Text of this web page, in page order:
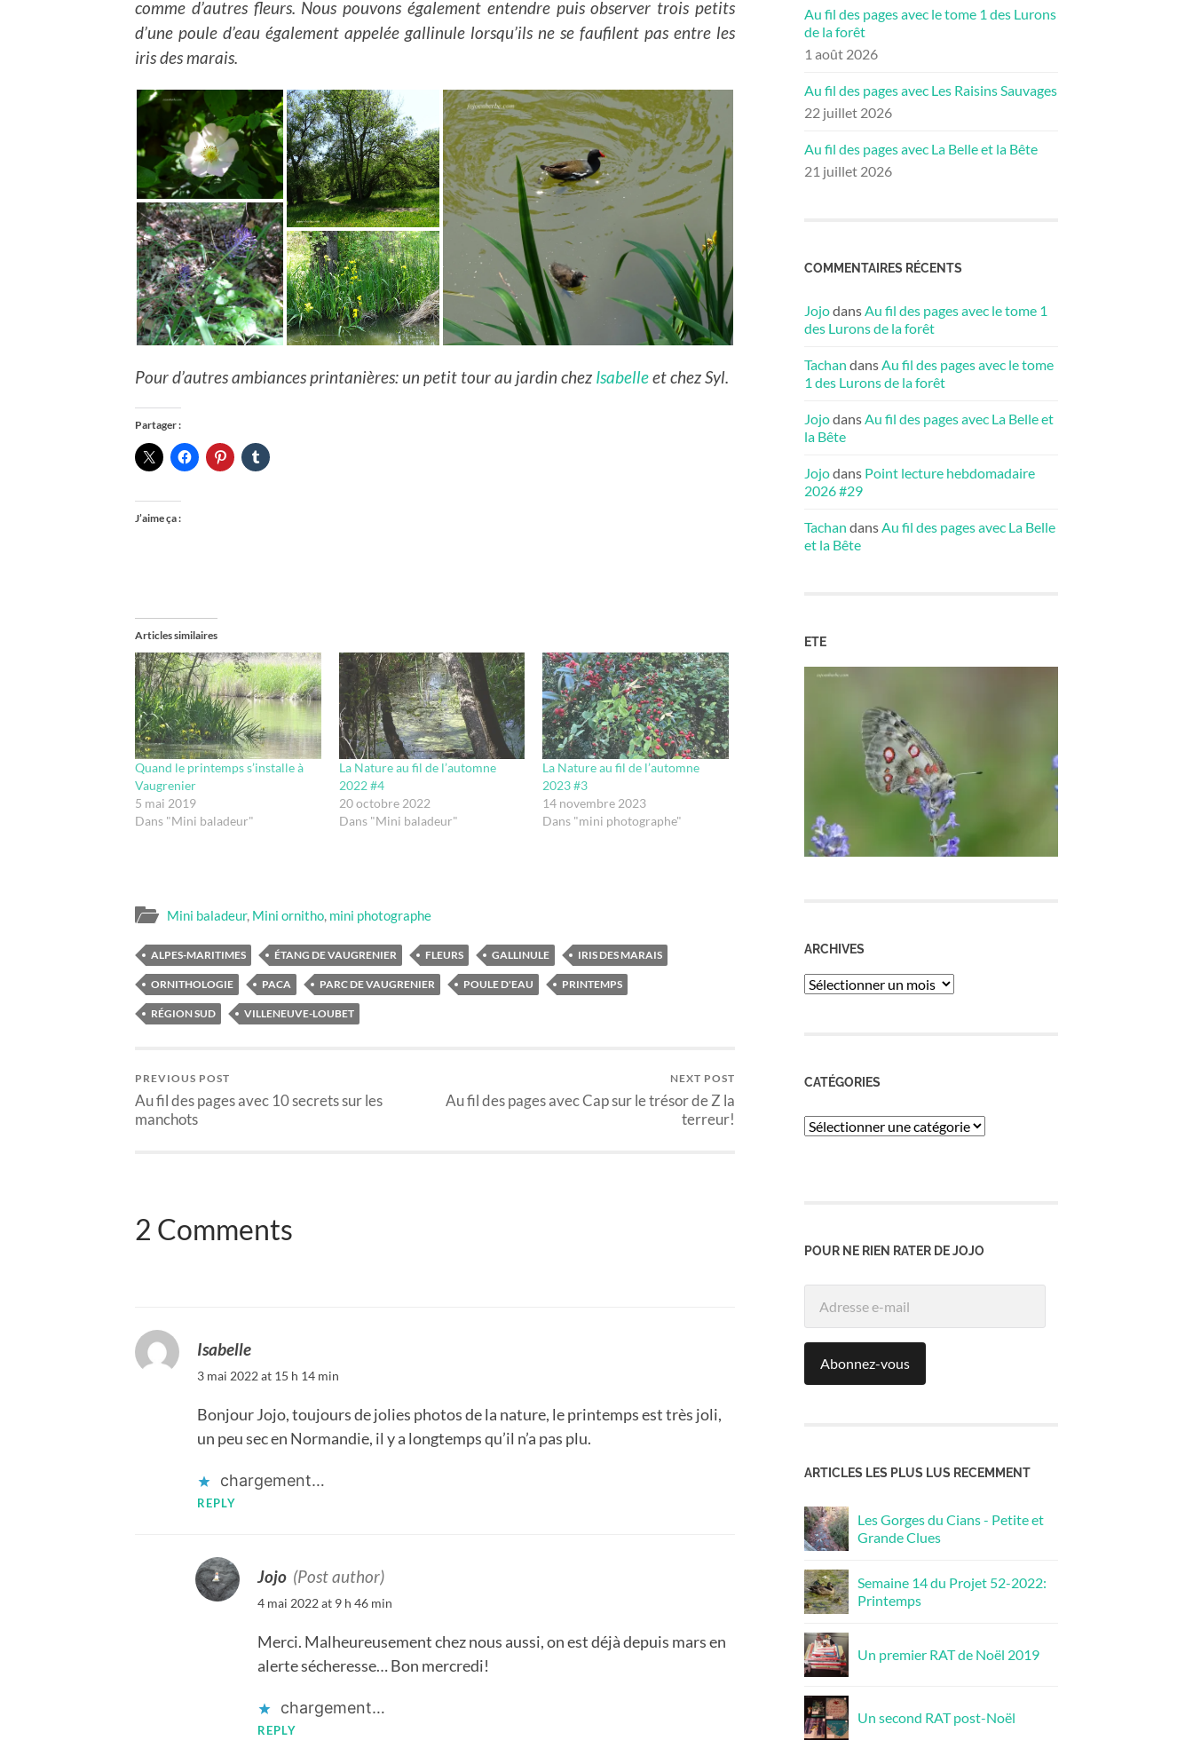
comme d’autres fleurs. Nous pouvons également entendre puis observer trois petits
d’une poule d’eau également appelée gallinule lorsqu’ils ne se faufilent pas entre les
iris des marais.
Pour d’autres ambiances printanières: un petit tour au jardin chez Isabelleet chez Syl.
Partager :
J’aime ça :
Articles similaires
Quand le printemps s’installe à
Vaugrenier
5 mai 2019
Dans "Mini baladeur"
La Nature au fil de l’automne
2022 #4
20 octobre 2022
Dans "Mini baladeur"
La Nature au fil de l’automne
2023 #3
14 novembre 2023
Dans "mini photographe"
Mini baladeur, Mini ornitho mini photographe
ALPES-MARITIMES ÉTANG DE VAUGRENIER FLEURS GALLINULE IRIS DES MARAIS
ORNITHOLOGIE PACA PARC DE VAUGRENIER POULE D'EAU PRINTEMPS
RÉGION SUD VILLENEUVE-LOUBET
PREVIOUS POST
Au fil des pages avec 10 secrets sur les
manchots
NEXT POST
Au fil des pages avec Cap sur le trésor de Z la
terreur!
2 Comments
Isabelle
3 mai 2022 at 15 h 14 min
Bonjour Jojo, toujours de jolies photos de la nature, le printemps est très joli,
un peu sec en Normandie, il y a longtemps qu’il n’a pas plu.
chargement…
REPLY
Jojo (Post author)
4 mai 2022 at 9 h 46 min
Merci. Malheureusement chez nous aussi, on est déjà depuis mars en
alerte sécheresse… Bon mercredi!
chargement…
REPLY
Au fil des pages avec le tome 1 des Lurons
de la forêt
1 août 2026
Au fil des pages avec Les Raisins Sauvages
22 juillet 2026
Au fil des pages avec La Belle et la Bête
21 juillet 2026
COMMENTAIRES RÉCENTS
JojodansAu fil des pages avec le tome 1
des Lurons de la forêt
Tachan dansAu fil des pages avec le tome
1 des Lurons de la forêt
JojodansAu fil des pages avec La Belle et
la Bête
Jojodans Point lecture hebdomadaire
2026 #29
Tachan dansAu fil des pages avec La Belle
et la Bête
ETE
ARCHIVES
ARCHIVES
CATÉGORIES
Catégories
POUR NE RIEN RATER DE JOJO
Abonnez-vous
ARTICLES LES PLUS LUS RECEMMENT
Les Gorges du Cians - Petite et
Grande Clues
Semaine 14 du Projet 52-2022:
Printemps
Un premier RAT de Noël 2019
Un second RAT post-Noël